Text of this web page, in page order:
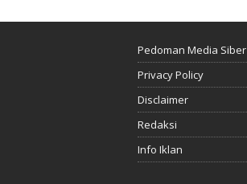
Pedoman Media Siber
Privacy Policy
Disclaimer
Redaksi
Info Iklan